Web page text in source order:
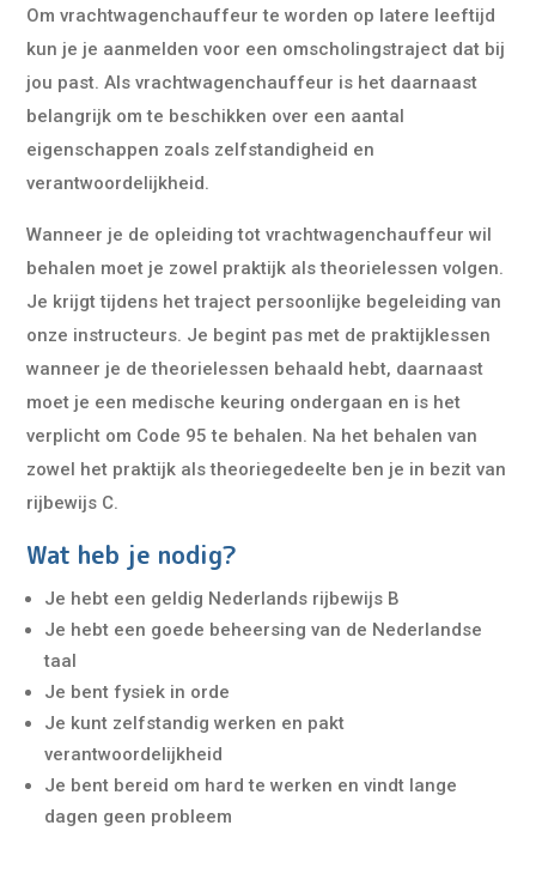
Om vrachtwagenchauffeur te worden op latere leeftijd
kun je je aanmelden voor een omscholingstraject dat bij
jou past. Als vrachtwagenchauffeur is het daarnaast
belangrijk om te beschikken over een aantal
eigenschappen zoals zelfstandigheid en
verantwoordelijkheid.
Wanneer je de opleiding tot vrachtwagenchauffeur wil
behalen moet je zowel praktijk als theorielessen volgen.
Je krijgt tijdens het traject persoonlijke begeleiding van
onze instructeurs. Je begint pas met de praktijklessen
wanneer je de theorielessen behaald hebt, daarnaast
moet je een medische keuring ondergaan en is het
verplicht om Code 95 te behalen. Na het behalen van
zowel het praktijk als theoriegedeelte ben je in bezit van
rijbewijs C.
Wat heb je nodig?
Je hebt een geldig Nederlands rijbewijs B
Je hebt een goede beheersing van de Nederlandse
taal
Je bent fysiek in orde
Je kunt zelfstandig werken en pakt
verantwoordelijkheid
Je bent bereid om hard te werken en vindt lange
dagen geen probleem